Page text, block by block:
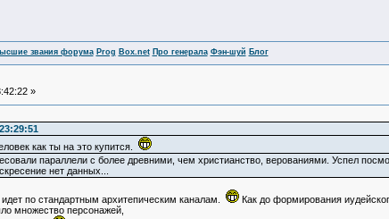
звания форума Prog Box.net Про генерала Фэн-шуй Блог
»
как ты на это купится.
параллели с более древними, чем христианство, верованиями. Успел
нет данных...
по стандартным архитепическим каналам.
Как до формирования
множество персонажей,